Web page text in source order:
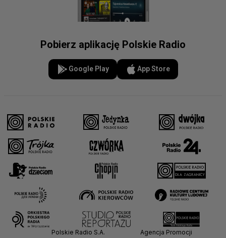
Pobierz aplikację Polskie Radio
Google Play App Store
Polskie Radio S.A.
Agencja Promocji